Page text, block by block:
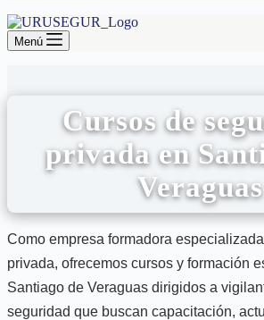
Menú
Cursos de
privada en
Veraguas
Como empresa formadora
privada, ofrecemos cursos y formación
Santiago de Veraguas dirigidos a
seguridad que buscan capacitación,